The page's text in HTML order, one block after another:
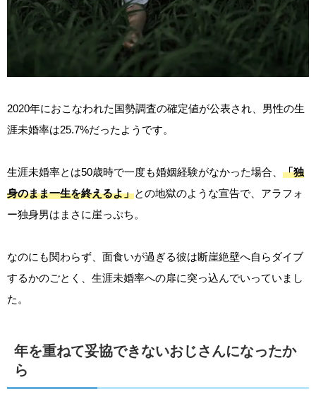
2020年におこなわれた国勢調査の確定値が公表され、男性の生
涯未婚率は25.7%だったようです。
生涯未婚率とは50歳時で一度も婚姻経験がなかった場合、 「独
身のまま一生を終えるよ」との地獄のような宣告で、アラフォ
ー独身男はまさに崖っぷち。
なのにも関わらず、面食いが過ぎる彼は断崖絶壁へ自らダイブ
するかのごとく、生涯未婚率への扉に突っ込んでいっていまし
た。
年を重ねて妥協できないおじさんになったか
ら